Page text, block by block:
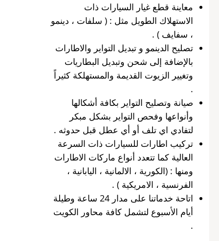
معاينة قطع غيار السيارات ذات
الاستهلاك الطويل مثل : ( سلفات ، دينمو
، سفايف ) .
تصليح الدينمو و تبديل التواير والاطارات
بالإضافة إلى شحن وتبديل البطاريات
وتغيير الزيوت القديمة والمستهلكة كثيراً
.
صيانة وتصليح التواير بكافة أشكالها
وأنواعها وفحص التواير بشكل مبكر
لتفادي اي تلف أو أي عطل قبل حدوثه .
تركيب اطارات للسيارات ذات السرعة
العالية كما تتعدد أنواع ماركات الاطارات
ومنها : (الكورية ، الالمانية ، اليابانية ،
الفرنسية ، الامريكية ) .
اتاحة خدماتنا على مدار 24 ساعة وطيلة
أيام الأسبوع لتشمل كافة محاور الكويت
.